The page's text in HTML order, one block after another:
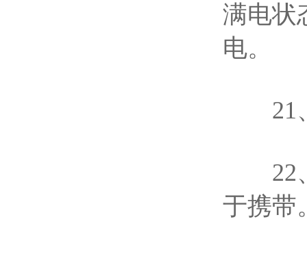
满电状
电。
21、
22、
于携带